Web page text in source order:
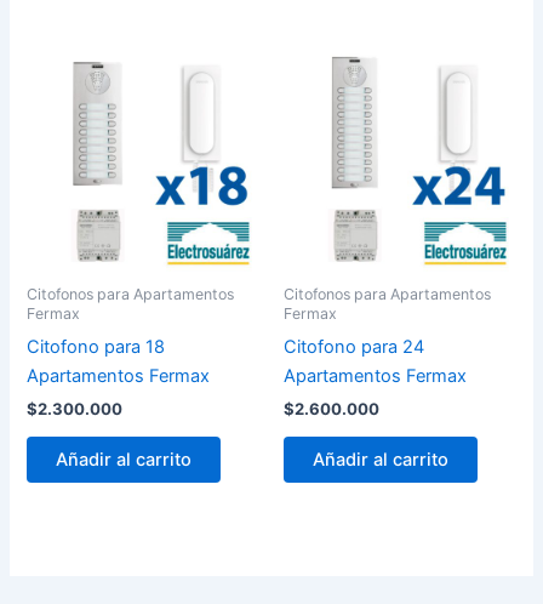
Citofonos para Apartamentos
Fermax
Citofono para 18
Apartamentos Fermax
$2.300.000
Añadir al carrito
Citofonos para Apartamentos
Fermax
Citofono para 24
Apartamentos Fermax
$2.600.000
Añadir al carrito